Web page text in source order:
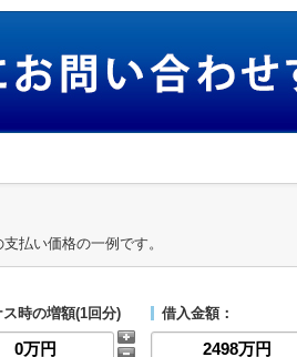
払い価格の一例です。
ス時の増額(1回分) 借入金額：